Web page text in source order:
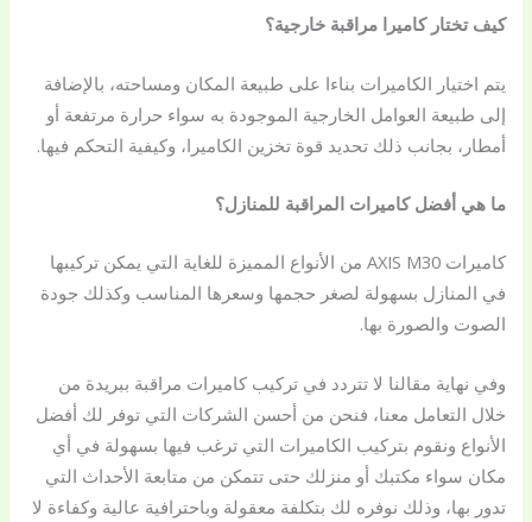
كيف تختار كاميرا مراقبة خارجية؟
يتم اختيار الكاميرات بناءا على طبيعة المكان ومساحته، بالإضافة
إلى طبيعة العوامل الخارجية الموجودة به سواء حرارة مرتفعة أو
أمطار، بجانب ذلك تحديد قوة تخزين الكاميرا، وكيفية التحكم فيها.
ما هي أفضل كاميرات المراقبة للمنازل؟
كاميرات AXIS M30 من الأنواع المميزة للغاية التي يمكن تركيبها
في المنازل بسهولة لصغر حجمها وسعرها المناسب وكذلك جودة
الصوت والصورة بها.
وفي نهاية مقالنا لا تتردد في تركيب كاميرات مراقبة ببريدة من
خلال التعامل معنا، فنحن من أحسن الشركات التي توفر لك أفضل
الأنواع ونقوم بتركيب الكاميرات التي ترغب فيها بسهولة في أي
مكان سواء مكتبك أو منزلك حتى تتمكن من متابعة الأحداث التي
تدور بها، وذلك نوفره لك بتكلفة معقولة وباحترافية عالية وكفاءة لا